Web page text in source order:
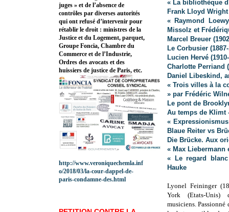
« La bibliothèque
Frank Lloyd Wright
« Raymond
Missolz et
Marcel Breuer
Le Corbusier
Lucien Hervé
Charlotte Perriand
Daniel Libeskind,
« Trois villes à la
» par Frédéric
Le pont de
Au temps de Klimt
«
Blaue Reiter vs
Die Brücke. Aux
« Max Liebermann
« Le regard
Hauke
Lyonel Feininger
York (Etats-
musiciens. Passionné
juges » et de l’absence de
contrôles par diverses autorités
qui ont refusé d’intervenir pour
rétablir le droit : ministres de la
Justice et du Logement, parquet,
Groupe Foncia, Chambre du
Commerce et de l’Industrie,
Ordres des avocats et des
huissiers de justice de Paris, etc.
http://www.veroniquechemla.inf
o/2018/03/la-cour-dappel-de-
paris-condamne-des.html